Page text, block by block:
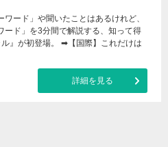
ード」や聞いたことはあるけれど、
ード」を3分間で解説する、知って得
』が初登場。 ➡【国際】これだけは
詳細を見る